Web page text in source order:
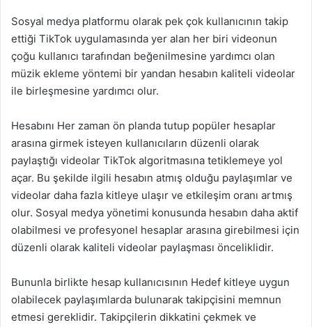
Sosyal medya platformu olarak pek çok kullanıcının takip
ettiği TikTok uygulamasında yer alan her biri videonun
çoğu kullanıcı tarafından beğenilmesine yardımcı olan
müzik ekleme yöntemi bir yandan hesabın kaliteli videolar
ile birleşmesine yardımcı olur.
Hesabını Her zaman ön planda tutup popüler hesaplar
arasına girmek isteyen kullanıcıların düzenli olarak
paylaştığı videolar TikTok algoritmasına tetiklemeye yol
açar. Bu şekilde ilgili hesabın atmış olduğu paylaşımlar ve
videolar daha fazla kitleye ulaşır ve etkileşim oranı artmış
olur. Sosyal medya yönetimi konusunda hesabın daha aktif
olabilmesi ve profesyonel hesaplar arasına girebilmesi için
düzenli olarak kaliteli videolar paylaşması önceliklidir.
Bununla birlikte hesap kullanıcısının Hedef kitleye uygun
olabilecek paylaşımlarda bulunarak takipçisini memnun
etmesi gereklidir. Takipçilerin dikkatini çekmek ve